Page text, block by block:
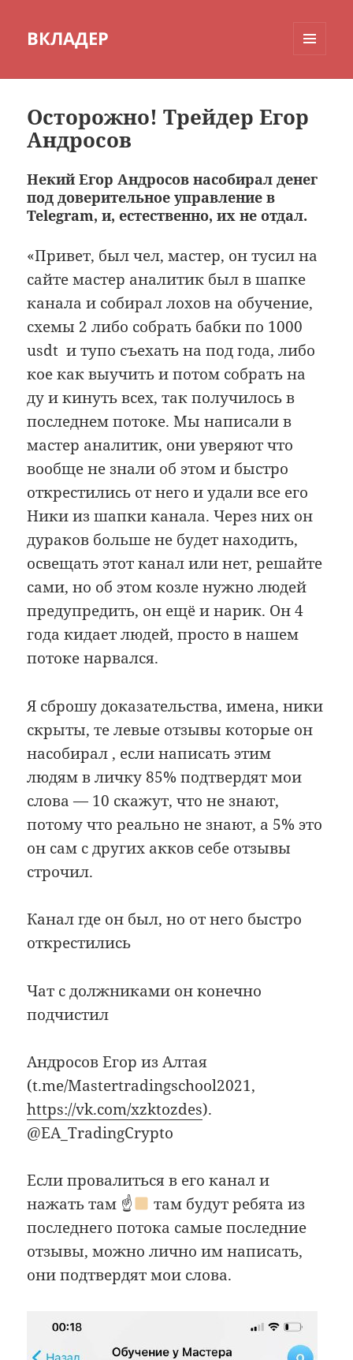
ВКЛАДЕР
Осторожно! Трейдер Егор
Андросов
Некий Егор Андросов насобирал денег
под доверительное управление в
Telegram, и, естественно, их не отдал.
«Привет, был чел, мастер, он тусил на
сайте мастер аналитик был в шапке
канала и собирал лохов на обучение,
схемы 2 либо собрать бабки по 1000
usdt и тупо съехать на под года, либо
кое как выучить и потом собрать на
ду и кинуть всех, так получилось в
последнем потоке. Мы написали в
мастер аналитик, они уверяют что
вообще не знали об этом и быстро
открестились от него и удали все его
Ники из шапки канала. Через них он
дураков больше не будет находить,
освещать этот канал или нет, решайте
сами, но об этом козле нужно людей
предупредить, он ещё и нарик. Он 4
года кидает людей, просто в нашем
потоке нарвался.
Я сброшу доказательства, имена, ники
скрыты, те левые отзывы которые он
насобирал , если написать этим
людям в личку 85% подтвердят мои
слова — 10 скажут, что не знают,
потому что реально не знают, а 5% это
он сам с других акков себе отзывы
строчил.
Канал где он был, но от него быстро
открестились
Чат с должниками он конечно
подчистил
Андросов Егор из Алтая
(t.me/Mastertradingschool2021,
https://vk.com/xzktozdes).
@EA_TradingCrypto
Если провалиться в его канал и
нажать там ☝
там будут ребята из
последнего потока самые последние
отзывы, можно лично им написать,
они подтвердят мои слова.